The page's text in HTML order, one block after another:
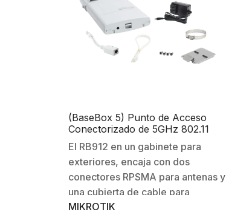
(BaseBox 5) Punto de Acceso
Conectorizado de 5GHz 802.11
a/n, Hasta 1000mW.
El RB912 en un gabinete para
exteriores, encaja con dos
conectores RPSMA para antenas y
una cubierta de cable para
protección contra la
MIKROTIK